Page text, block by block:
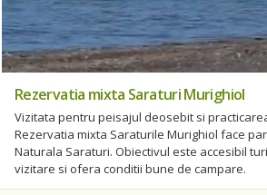
Rezervatia mixta Saraturi Murighiol
Vizitata pentru peisajul deosebit si
Rezervatia mixta Saraturile Murighiol face
Naturala Saraturi. Obiectivul este accesibil
vizitare si ofera conditii bune de campare.